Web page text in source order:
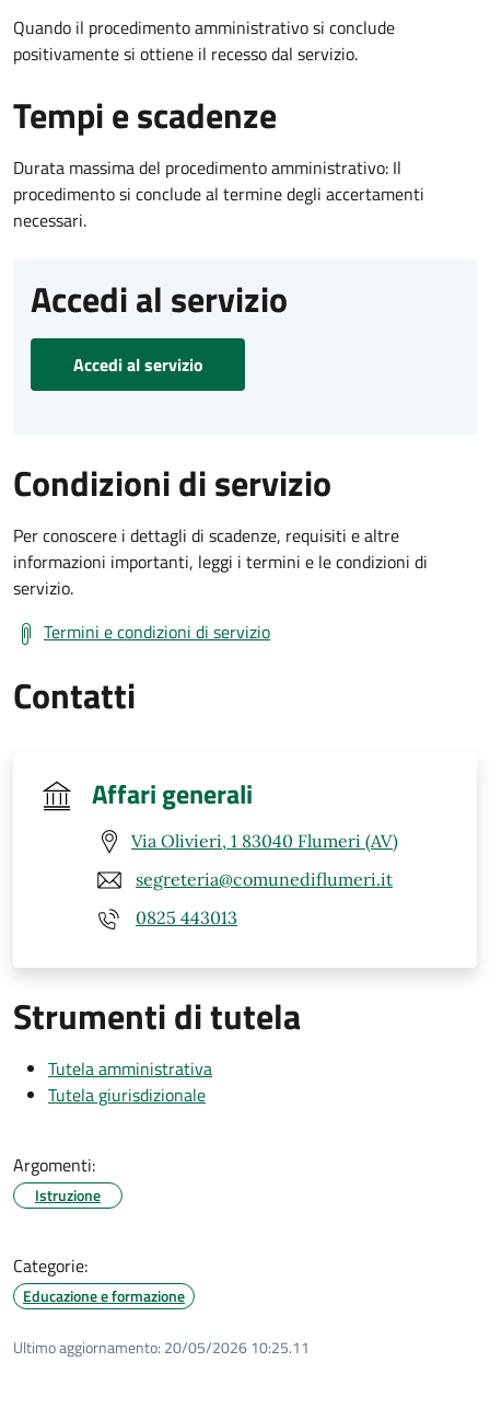
Quando il procedimento amministrativo si conclude
positivamente si ottiene il recesso dal servizio.
Tempi e scadenze
Durata massima del procedimento amministrativo: Il
procedimento si conclude al termine degli accertamenti
necessari.
Accedi al servizio
Accedi al servizio
Condizioni di servizio
Per conoscere i dettagli di scadenze, requisiti e altre
informazioni importanti, leggi i termini e le condizioni di
servizio.
Termini e condizioni di servizio
Contatti
Affari generali
Via Olivieri, 1 83040 Flumeri (AV)
segreteria@comunediflumeri.it
0825 443013
Strumenti di tutela
Tutela amministrativa
Tutela giurisdizionale
Argomenti:
Istruzione
Categorie:
Educazione e formazione
Ultimo aggiornamento: 20/05/2026 10:25.11